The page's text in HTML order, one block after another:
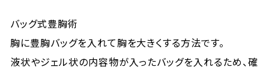
バッグ式豊胸術
胸に豊胸バッグを入れて胸を大きくする方法です。
液状やジェル状の内容物が入ったバッグを入れるため、確